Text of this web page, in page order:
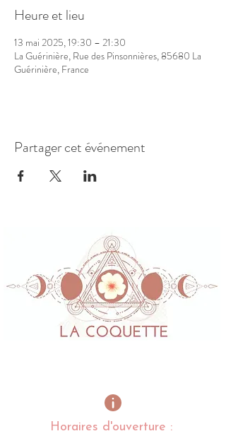
Heure et lieu
13 mai 2025, 19:30 – 21:30
La Guérinière, Rue des Pinsonnières, 85680 La
Guérinière, France
Partager cet événement
Horaires d'ouverture :